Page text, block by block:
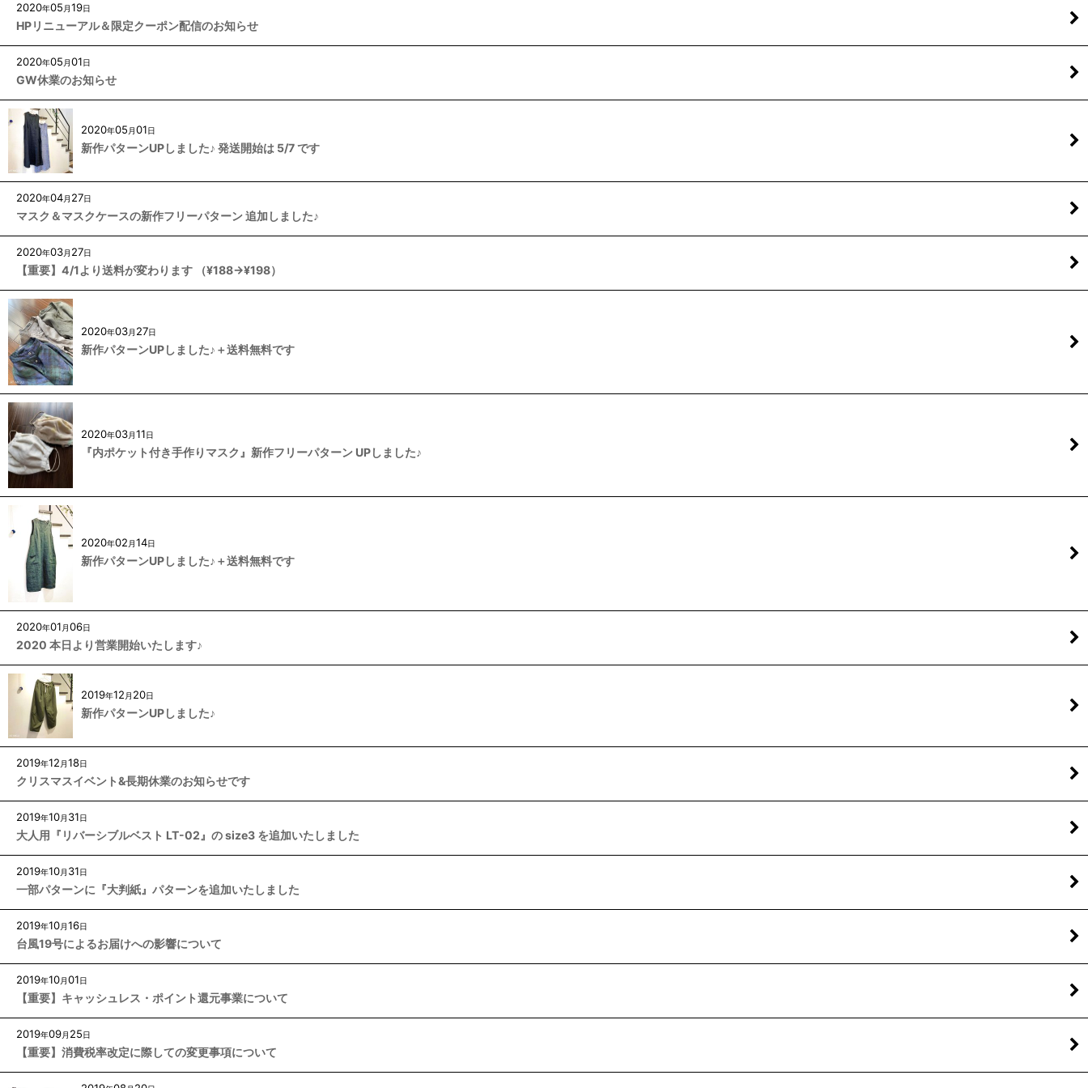
2020年05 月19日
HPリニューアル＆限定クーポン配信のお知らせ
2020年05 月01日
GW休業のお知らせ
2020年05 月01日
新作パターンUPしました♪ 発送開始は 5/7 です
2020年04月 27日
マスク＆マスクケースの新作フリーパターン 追加しました♪
2020年03月 27日
【重要】4/1より送料が変わります （¥188→¥198）
2020年03月 27日
新作パターンUPしました♪＋送料無料です
2020年03月11日
『内ポケット付き手作りマスク』新作フリーパターン UPしました♪
2020年02 月14日
新作パターンUPしました♪＋送料無料です
2020年01 月06日
2020 本日より営業開始いたします♪
2019年12 月 20日
新作パターンUPしました♪
2019年12 月18日
クリスマスイベント&長期休業のお知らせです
2019年10月 31日
大人用『リバーシブルベスト LT-02』の size3 を追加いたしました
2019年10月 31日
一部パターンに『大判紙』パターンを追加いたしました
2019年10月16日
台風19号によるお届けへの影響について
2019年10月01日
【重要】キャッシュレス・ポイント還元事業について
2019年09月 25日
【重要】消費税率改定に際しての変更事項について